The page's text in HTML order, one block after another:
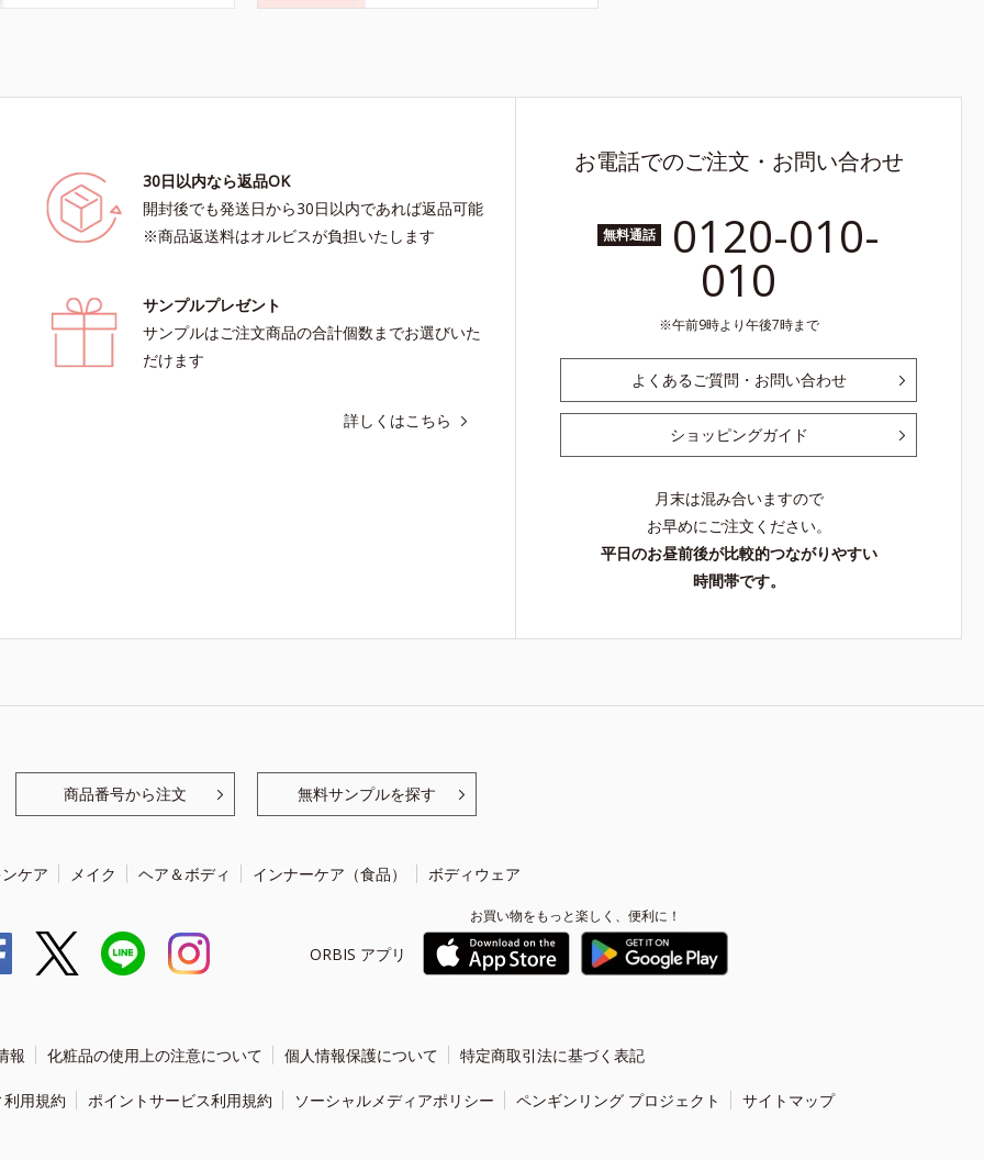
30日以内なら返品OK
開封後でも発送日から30日以内であれば返品可能
※商品返送料はオルビスが負担いたします
サンプルプレゼント
サンプルはご注文商品の合計個数までお選びいた
だけます
詳しくはこちら
お電話でのご注文・お問い合わせ
無料通話 0120-010-
010
午前9時より午後7時まで
よくあるご質問・お問い合わせ
ショッピングガイド
月末は混み合いますので
お早めにご注文ください。
平日のお昼前後が比較的つながりやすい
時間帯です。
商品番号から注文 無料サンプルを探す
ケア メイク ヘア＆ボディ インナーケア（食品） ボディウェア
ORBIS アプリ
お買い物をもっと楽しく、便利に！
報 化粧品の使用上の注意について 個人情報保護について 特定商取引法に基づく表記
用規約 ポイントサービス利用規約 ソーシャルメディアポリシー ペンギンリング プロジェクト サイトマップ